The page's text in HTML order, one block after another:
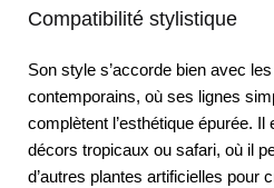
Compatibilité stylistique
Son style s’accorde bien avec
contemporains, où ses lignes
complètent l’esthétique épurée.
décors tropicaux ou safari, où il
d’autres plantes artificielles pour